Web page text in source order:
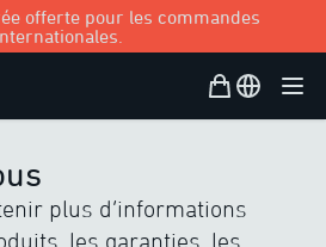
offerte pour les commandes
Panier d’achat
Open user
plus d’informations
les garanties, les